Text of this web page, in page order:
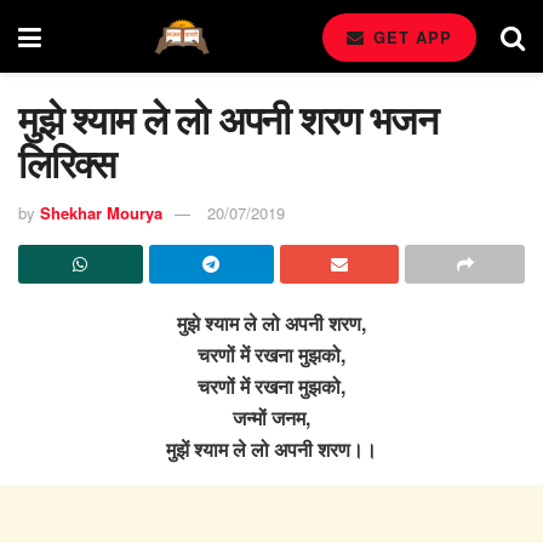
GET APP
मुझे श्याम ले लो अपनी शरण भजन
लिरिक्स
by Shekhar Mourya 20/07/2019
मुझे श्याम ले लो अपनी शरण,
चरणों में रखना मुझको,
चरणों में रखना मुझको,
जन्मों जनम,
मुझें श्याम ले लो अपनी शरण।।